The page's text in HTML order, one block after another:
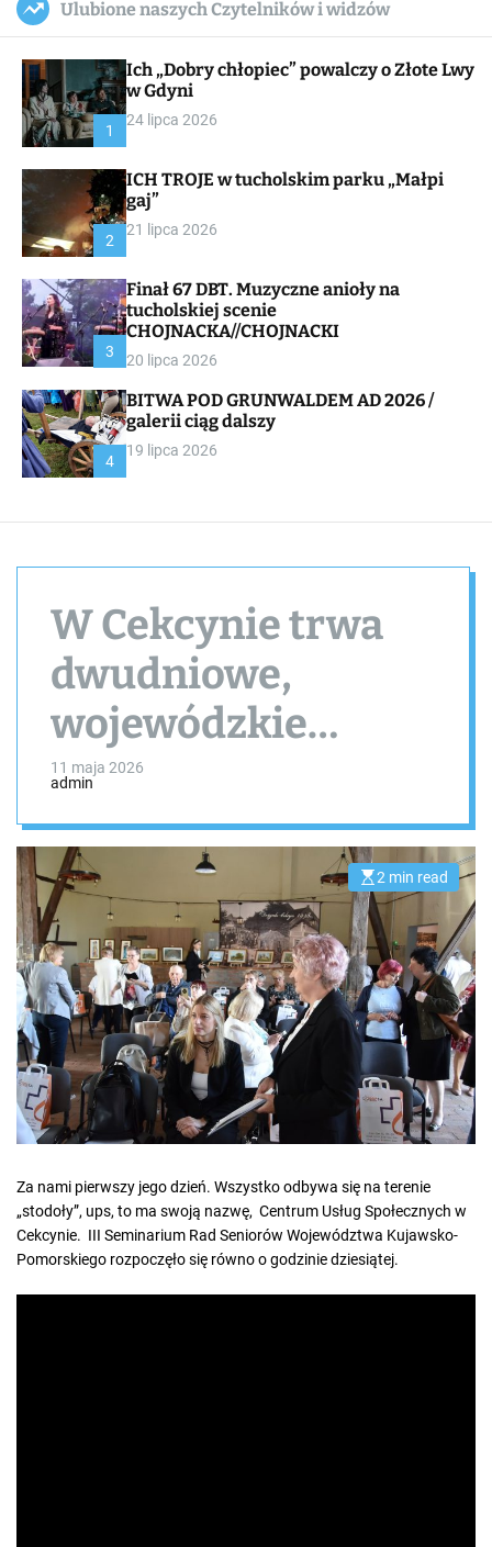
c
a
a
s
W
i
e
l
c
Ulubione naszych Czytelników i widzów
1
Ich „Dobry chłopiec” powalczy o Złote Lwy
w Gdyni
24 lipca 2026
2
ICH TROJE w tucholskim parku „Małpi
gaj”
21 lipca 2026
3
Finał 67 DBT. Muzyczne anioły na
tucholskiej scenie
CHOJNACKA//CHOJNACKI
20 lipca 2026
4
BITWA POD GRUNWALDEM AD 2026 /
galerii ciąg dalszy
19 lipca 2026
W Cekcynie trwa
dwudniowe,
wojewódzkie
seminarium
senioralne
11 maja 2026
admin
E
s
m
a
t
e
d
r
e
a
d
t
i
m
e
2 min read
Za nami pierwszy jego dzień. Wszystko odbywa się na terenie
„stodoły”, ups, to ma swoją nazwę, Centrum Usług Społecznych w
Cekcynie. III Seminarium Rad Seniorów Województwa Kujawsko-
Pomorskiego rozpoczęło się równo o godzinie dziesiątej.